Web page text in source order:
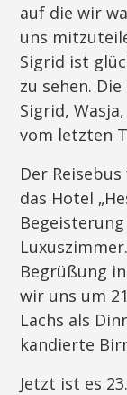
auf die wir
uns
Sigrid ist
zu sehen.
Sigrid,
vom letzten
Der
das Hotel
Begrüßung
wir uns um
Lachs als
kandierte
Jetzt ist es